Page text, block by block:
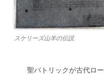
スケリーズ山羊の伝説
聖パトリックが古代ロ